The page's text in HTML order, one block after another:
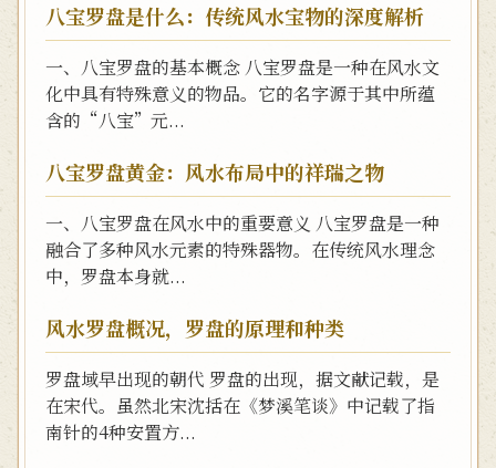
八宝罗盘是什么：传统风水宝物的深度解析
一、八宝罗盘的基本概念 八宝罗盘是一种在风水文
化中具有特殊意义的物品。它的名字源于其中所蕴
含的“八宝”元...
八宝罗盘黄金：风水布局中的祥瑞之物
一、八宝罗盘在风水中的重要意义 八宝罗盘是一种
融合了多种风水元素的特殊器物。在传统风水理念
中，罗盘本身就...
风水罗盘概况，罗盘的原理和种类
罗盘域早出现的朝代 罗盘的出现，据文献记载，是
在宋代。虽然北宋沈括在《梦溪笔谈》中记载了指
南针的4种安置方...